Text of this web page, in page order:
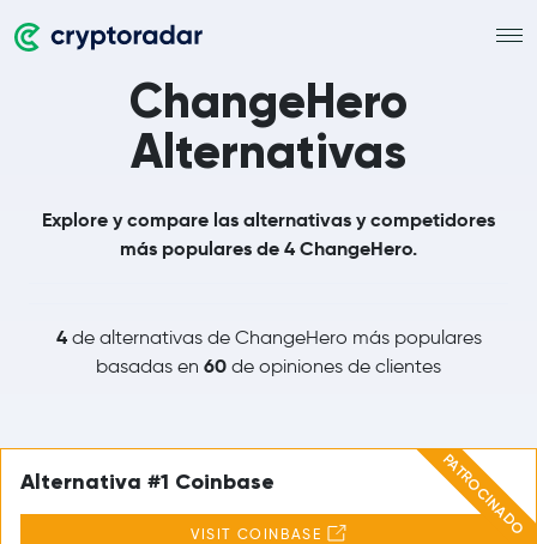
ChangeHero
Alternativas
Explore y compare las alternativas y competidores
más populares de 4 ChangeHero.
4de alternativas de ChangeHero más populares
basadas en 60 de opiniones de clientes
PATROCINADO
Alternativa #1 Coinbase
VISIT COINBASE